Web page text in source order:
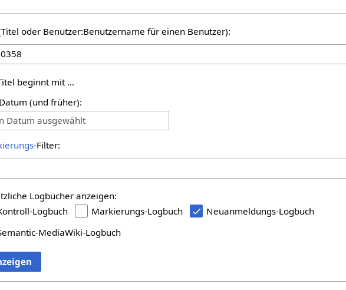
oder Benutzer:Benutzername für einen Benutzer):
beginnt mit …
(und früher):
Datum ausgewählt
-Filter:
Logbücher anzeigen:
Logbuch
Markierungs-Logbuch
Neuanmeldungs-Logbuch
MediaWiki-Logbuch